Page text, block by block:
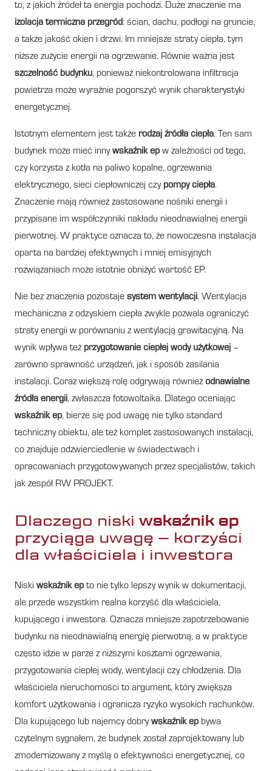
to, z jakich źródeł ta energia pochodzi. Duże znaczenie ma
izolacja termiczna przegród: ścian, dachu, podłogi na gruncie,
a także jakość okien i drzwi. Im mniejsze straty ciepła, tym
niższe zużycie energii na ogrzewanie. Równie ważna jest
szczelność budynku, ponieważ niekontrolowana infiltracja
powietrza może wyraźnie pogorszyć wynik charakterystyki
energetycznej.
Istotnym elementem jest także rodzaj źródła ciepła. Ten sam
budynek może mieć innywskaźnik ep w zależności od tego,
czy korzysta z kotła na paliwo kopalne, ogrzewania
elektrycznego, sieci ciepłowniczej czy pompy ciepła.
Znaczenie mają również zastosowane nośniki energii i
przypisane im współczynniki nakładu nieodnawialnej energii
pierwotnej. W praktyce oznacza to, że nowoczesna instalacja
oparta na bardziej efektywnych i mniej emisyjnych
rozwiązaniach może istotnie obniżyć wartość EP.
Nie bez znaczenia pozostaje system wentylacji. Wentylacja
mechaniczna z odzyskiem ciepła zwykle pozwala ograniczyć
straty energii w porównaniu z wentylacją grawitacyjną. Na
wynik wpływa też przygotowanie ciepłej wody użytkowej –
zarówno sprawność urządzeń, jak i sposób zasilania
instalacji. Coraz większą rolę odgrywają również odnawialne
źródła energii, zwłaszcza fotowoltaika. Dlatego oceniając
wskaźnik ep, bierze się pod uwagę nie tylko standard
techniczny obiektu, ale też komplet zastosowanych instalacji,
co znajduje odzwierciedlenie w świadectwach i
opracowaniach przygotowywanych przez specjalistów, takich
jak zespół RW PROJEKT.
Dlaczego niski wskaźnik ep
przyciąga uwagę – korzyści
dla właściciela i inwestora
Niski wskaźnik ep to nie tylko lepszy wynik w dokumentacji,
ale przede wszystkim realna korzyść dla właściciela,
kupującego i inwestora. Oznacza mniejsze zapotrzebowanie
budynku na nieodnawialną energię pierwotną, a w praktyce
często idzie w parze z niższymi kosztami ogrzewania,
przygotowania ciepłej wody, wentylacji czy chłodzenia. Dla
właściciela nieruchomości to argument, który zwiększa
komfort użytkowania i ogranicza ryzyko wysokich rachunków.
Dla kupującego lub najemcy dobrywskaźnik ep bywa
czytelnym sygnałem, że budynek został zaprojektowany lub
zmodernizowany z myślą o efektywności energetycznej, co